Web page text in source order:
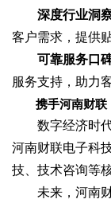
深度行业洞
客户需求，提供
可靠服务口
服务支持，助力
携手河南财联
数字经济时
河南财联电子科
技、技术咨询等
未来，河南